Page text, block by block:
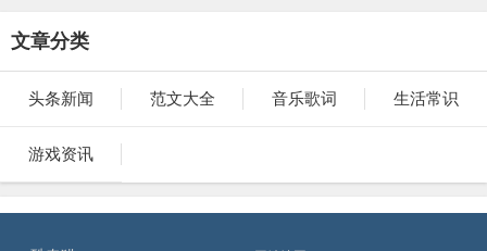
文章分类
头条新闻 范文大全 音乐歌词 生活常识
游戏资讯